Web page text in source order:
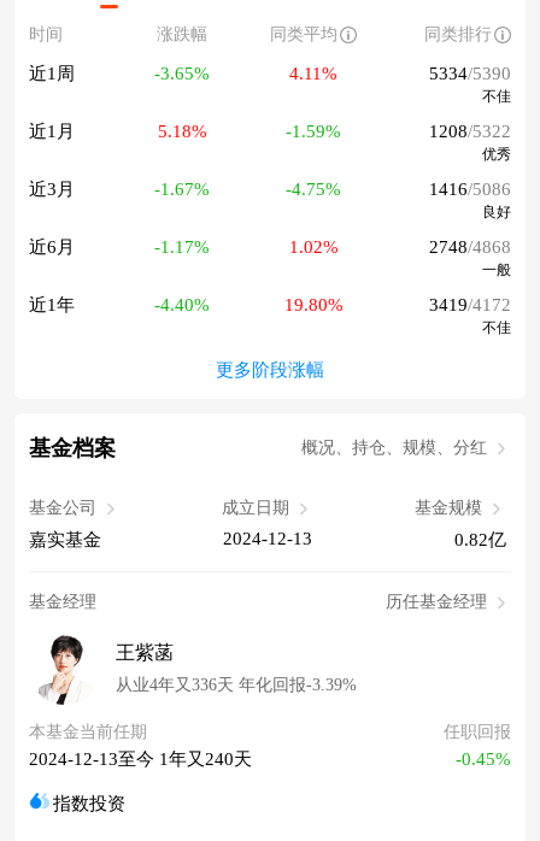
时间 涨跌幅 同类平均 同类排行
近1周 -3.65% 4.11% 5334/5390
不佳
近1月 5.18% -1.59% 1208/5322
优秀
近3月 -1.67% -4.75% 1416/5086
良好
近6月 -1.17% 1.02% 2748/4868
一般
近1年 -4.40% 19.80% 3419/4172
不佳
更多阶段涨幅
基金档案 概况、持仓、规模、分红
基金公司
嘉实基金
成立日期
2024-12-13
基金规模
0.82亿
基金经理 历任基金经理
王紫菡
从业4年又336天 年化回报-3.39%
本基金当前任期
2024-12-13至今 1年又240天
任职回报
-0.45%
指数投资